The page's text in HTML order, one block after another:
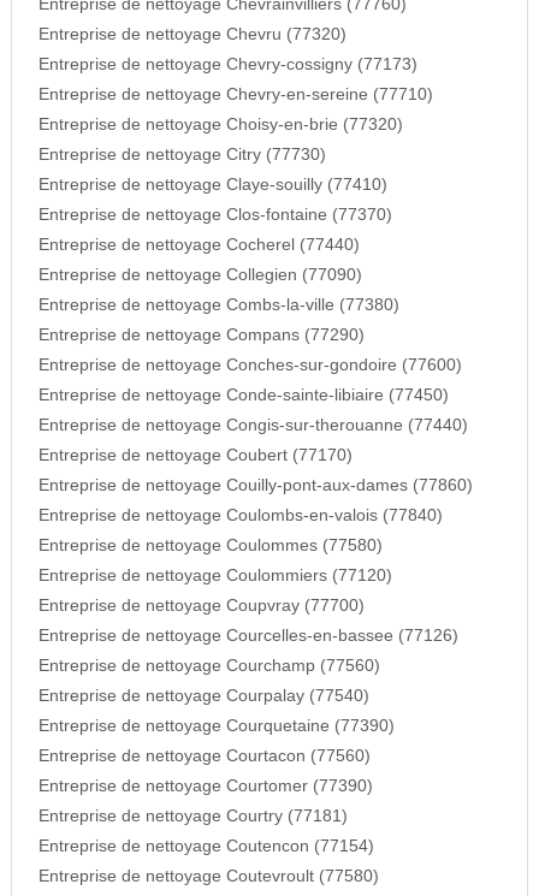
Entreprise de nettoyage Chevrainvilliers (77760)
Entreprise de nettoyage Chevru (77320)
Entreprise de nettoyage Chevry-cossigny (77173)
Entreprise de nettoyage Chevry-en-sereine (77710)
Entreprise de nettoyage Choisy-en-brie (77320)
Entreprise de nettoyage Citry (77730)
Entreprise de nettoyage Claye-souilly (77410)
Entreprise de nettoyage Clos-fontaine (77370)
Entreprise de nettoyage Cocherel (77440)
Entreprise de nettoyage Collegien (77090)
Entreprise de nettoyage Combs-la-ville (77380)
Entreprise de nettoyage Compans (77290)
Entreprise de nettoyage Conches-sur-gondoire (77600)
Entreprise de nettoyage Conde-sainte-libiaire (77450)
Entreprise de nettoyage Congis-sur-therouanne (77440)
Entreprise de nettoyage Coubert (77170)
Entreprise de nettoyage Couilly-pont-aux-dames (77860)
Entreprise de nettoyage Coulombs-en-valois (77840)
Entreprise de nettoyage Coulommes (77580)
Entreprise de nettoyage Coulommiers (77120)
Entreprise de nettoyage Coupvray (77700)
Entreprise de nettoyage Courcelles-en-bassee (77126)
Entreprise de nettoyage Courchamp (77560)
Entreprise de nettoyage Courpalay (77540)
Entreprise de nettoyage Courquetaine (77390)
Entreprise de nettoyage Courtacon (77560)
Entreprise de nettoyage Courtomer (77390)
Entreprise de nettoyage Courtry (77181)
Entreprise de nettoyage Coutencon (77154)
Entreprise de nettoyage Coutevroult (77580)